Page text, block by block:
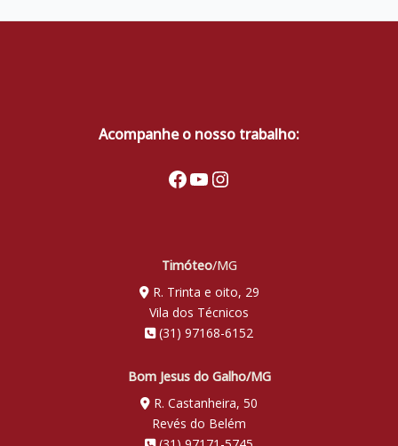
Acompanhe o nosso trabalho:
Facebook
Youtube
Instagram
Timóteo/MG
R. Trinta e oito, 29
Vila dos Técnicos
(31) 97168-6152
Bom Jesus do Galho/MG
R. Castanheira, 50
Revés do Belém